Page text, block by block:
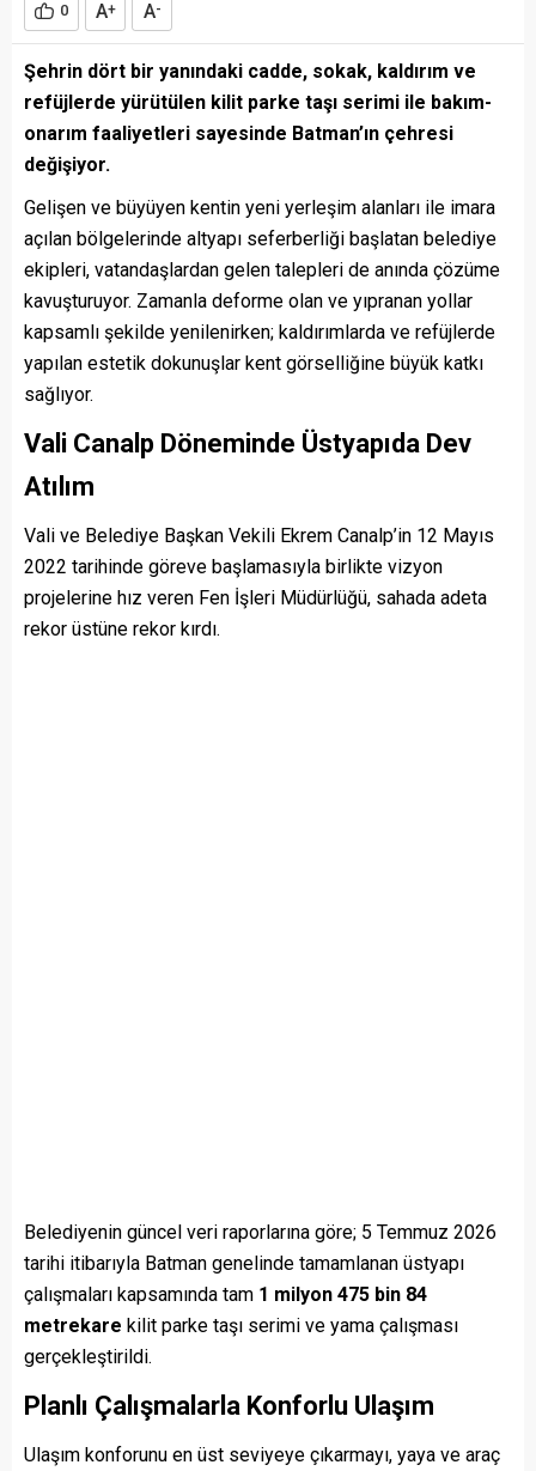
0 A+ A-
Şehrin dört bir yanındaki cadde, sokak, kaldırım ve
refüjlerde yürütülen kilit parke taşı serimi ile bakım-
onarım faaliyetleri sayesinde Batman’ın çehresi
değişiyor.
Gelişen ve büyüyen kentin yeni yerleşim alanları ile imara
açılan bölgelerinde altyapı seferberliği başlatan belediye
ekipleri, vatandaşlardan gelen talepleri de anında çözüme
kavuşturuyor. Zamanla deforme olan ve yıpranan yollar
kapsamlı şekilde yenilenirken; kaldırımlarda ve refüjlerde
yapılan estetik dokunuşlar kent görselliğine büyük katkı
sağlıyor.
Vali Canalp Döneminde Üstyapıda Dev
Atılım
Vali ve Belediye Başkan Vekili Ekrem Canalp’in 12 Mayıs
2022 tarihinde göreve başlamasıyla birlikte vizyon
projelerine hız veren Fen İşleri Müdürlüğü, sahada adeta
rekor üstüne rekor kırdı.
Belediyenin güncel veri raporlarına göre; 5 Temmuz 2026
tarihi itibarıyla Batman genelinde tamamlanan üstyapı
çalışmaları kapsamında tam 1 milyon 475 bin 84
metrekare kilit parke taşı serimi ve yama çalışması
gerçekleştirildi.
Planlı Çalışmalarla Konforlu Ulaşım
Ulaşım konforunu en üst seviyeye çıkarmayı, yaya ve araç